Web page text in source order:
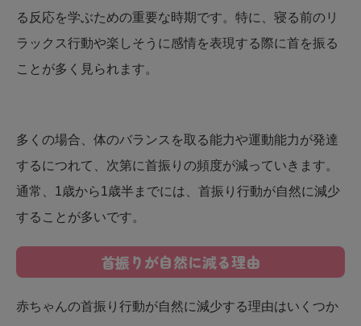
る反応を学ぶための重要な時期です。特に、寝る前のリ
ラックス行動や楽しそうに感情を表現する際に首を振る
ことが多く見られます。
多くの場合、体のバランスを取る能力や運動能力が発達
するにつれて、次第に首振りの頻度が減っていきます。
通常、1歳から1歳半までには、首振り行動が自然に減少
することが多いです。
首振りが自然に減る理由
赤ちゃんの首振り行動が自然に減少する理由はいくつか